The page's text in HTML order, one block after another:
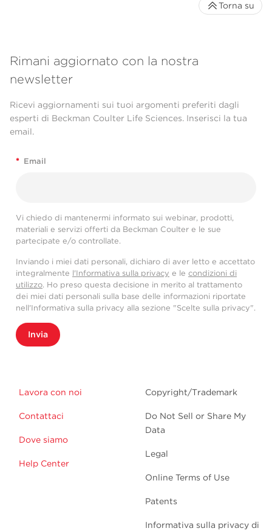
Rimani aggiornato con la nostra
newsletter
Ricevi aggiornamenti sui tuoi argomenti preferiti dagli
esperti di Beckman Coulter Life Sciences. Inserisci la tua
email.
* Email
Vi chiedo di mantenermi informato sui webinar, prodotti,
materiali e servizi offerti da Beckman Coulter e le sue
partecipate e/o controllate.
Inviando i miei dati personali, dichiaro di aver letto e accettato
integralmente l'Informativa sulla privacy e le condizioni di
utilizzo. Ho preso questa decisione in merito al trattamento
dei miei dati personali sulla base delle informazioni riportate
nell'Informativa sulla privacy alla sezione "Scelte sulla privacy".
Invia
Lavora con noi
Contattaci
Dove siamo
Help Center
Copyright/Trademark
Do Not Sell or Share My
Data
Legal
Online Terms of Use
Patents
Informativa sulla privacy di
Torna su